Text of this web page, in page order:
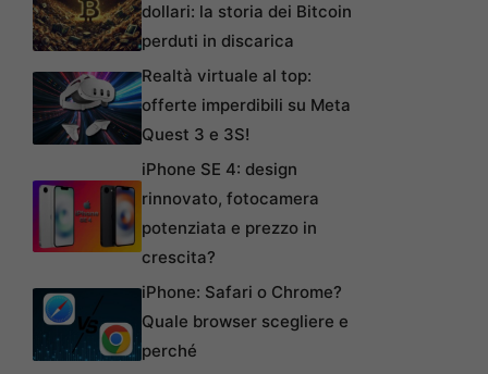
dollari: la storia dei Bitcoin
perduti in discarica
Realtà virtuale al top:
offerte imperdibili su Meta
Quest 3 e 3S!
iPhone SE 4: design
rinnovato, fotocamera
potenziata e prezzo in
crescita?
iPhone: Safari o Chrome?
Quale browser scegliere e
perché